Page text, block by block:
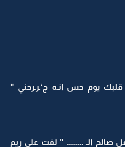
قلبك يوم حس انـه ج‘ـرـرحني "
صالح الـ ........ " لفت على ريم